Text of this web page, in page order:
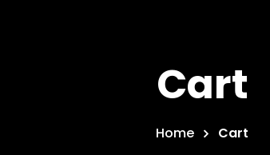
Cart
Home Cart